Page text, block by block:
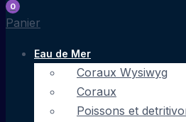
0
Panier
Eau de Mer
Coraux Wysiwyg
Coraux
Poissons et